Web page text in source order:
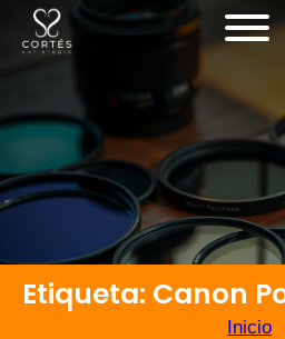
Etiqueta: Canon
Inicio